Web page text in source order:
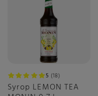
5 18
Syrop LEMON TEA